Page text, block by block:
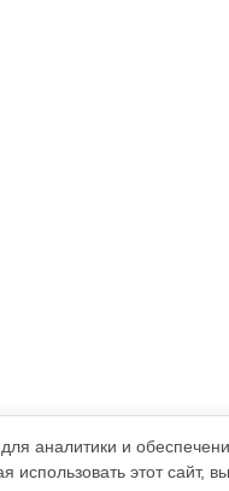
аналитики и
использовать этот сайт,